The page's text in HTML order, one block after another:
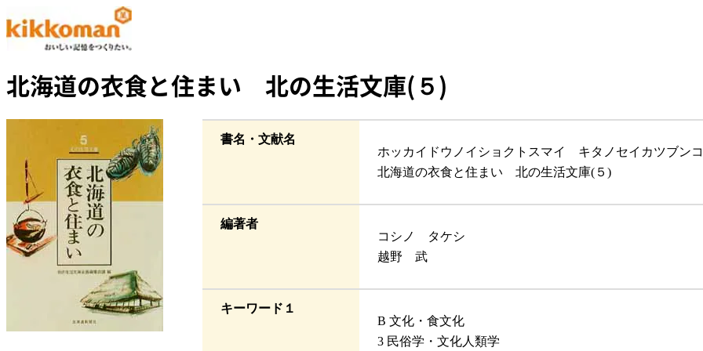
北海道の衣食と住まい 北の生活文庫(５)
書名・文献名
ホッカイドウノイショクトスマイ キタノセイカツブン
北海道の衣食と住まい 北の生活文庫(５)
編著者
コシノ タケシ
越野 武
キーワード１
B 文化・食文化
3 民俗学・文化人類学